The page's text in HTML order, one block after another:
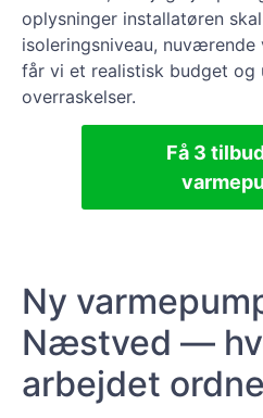
oplysninger installatøren
isoleringsniveau, nuværende
får vi et realistisk budget og
overraskelser.
Få 3
Ny
Næstved —
arbejdet